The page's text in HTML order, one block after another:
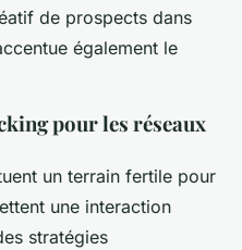
de prospects dans
également le
pour les réseaux
un terrain fertile pour
une interaction
stratégies